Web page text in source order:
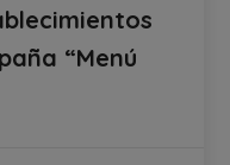
“Menú